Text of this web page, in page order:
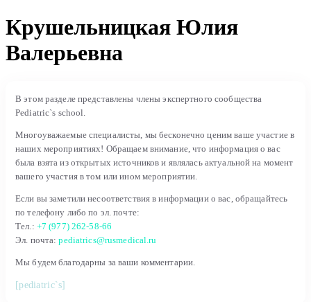
Крушельницкая Юлия
Валерьевна
В этом разделе представлены члены экспертного сообщества
Pediatric`s school.
Многоуважаемые специалисты, мы бесконечно ценим ваше участие в
наших мероприятиях! Обращаем внимание, что информация о вас
была взята из открытых источников и являлась актуальной на момент
вашего участия в том или ином мероприятии.
Если вы заметили несоответствия в информации о вас, обращайтесь
по телефону либо по эл. почте:
Тел.: +7 (977) 262-58-66
Эл. почта:pediatrics@rusmedical.ru
Мы будем благодарны за ваши комментарии.
[pediatric`s]